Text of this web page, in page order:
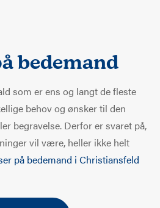
bedemand
som er ens og langt de fleste
behov og ønsker til den
begravelse. Derfor er svaret på,
vil være, heller ikke helt
på bedemand i Christiansfeld